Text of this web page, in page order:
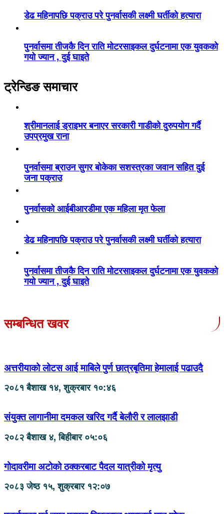
डेढ महिनापछि पक्राउ परे पुनर्वासकी लक्ष्मी घर्तीको हत्यारा
पुनर्वासमा तीजकै दिन राति मोटरसाइकल दुर्घटनामा एक युवकको
गयो ज्यान , दुई घाइते
ट्रेन्डिङ समाचार
श्रीमानलाई ड्राइभर बनाएर सरकारी गाडीको दुरुपयोग गर्दै
उपप्रमुख राना
पुनर्वासमा ब्राउन सुगर बोकेका सशस्त्रका जवान सहित दुई
जना पक्राउ
पुनर्वासको आईबीआरडीमा एक महिला मृत फेला
डेढ महिनापछि पक्राउ परे पुनर्वासकी लक्ष्मी घर्तीको हत्यारा
पुनर्वासमा तीजकै दिन राति मोटरसाइकल दुर्घटनामा एक युवकको
गयो ज्यान , दुई घाइते
सम्बन्धित खवर
अत्तरीयाको लोटस आई माबिले पुर्ण छात्रबृतिमा हेमालाई पढाउदै
२०८१ बैशाख १४, शुक्रबार १०:४६
संयुक्त लागानीमा दमकल खरिद गर्दै बेलौरी र लालझाडी
२०८२ बैशाख ४, बिहीबार ०५:०६
गोदावरीमा अटोको ठक्करबाट पैदल यात्रीको मृत्यु
२०८३ जेष्ठ १५, शुक्रबार १२:०७